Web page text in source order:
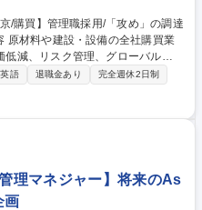
減、リスク管理、グローバル戦
、社内各部門との調整など、購
ト
立案(原価低減、調達リスク管理、
との交渉(価格・契約、英語での交
質保証等)との連携・調整 【魅
逆風下で、論理と交渉力を武器に
して活躍を期待します。 募集職
調達への変革期に伴う組織強化
英語 退職金あり
完全週休2日制
理マネジャー】将来のAs
画